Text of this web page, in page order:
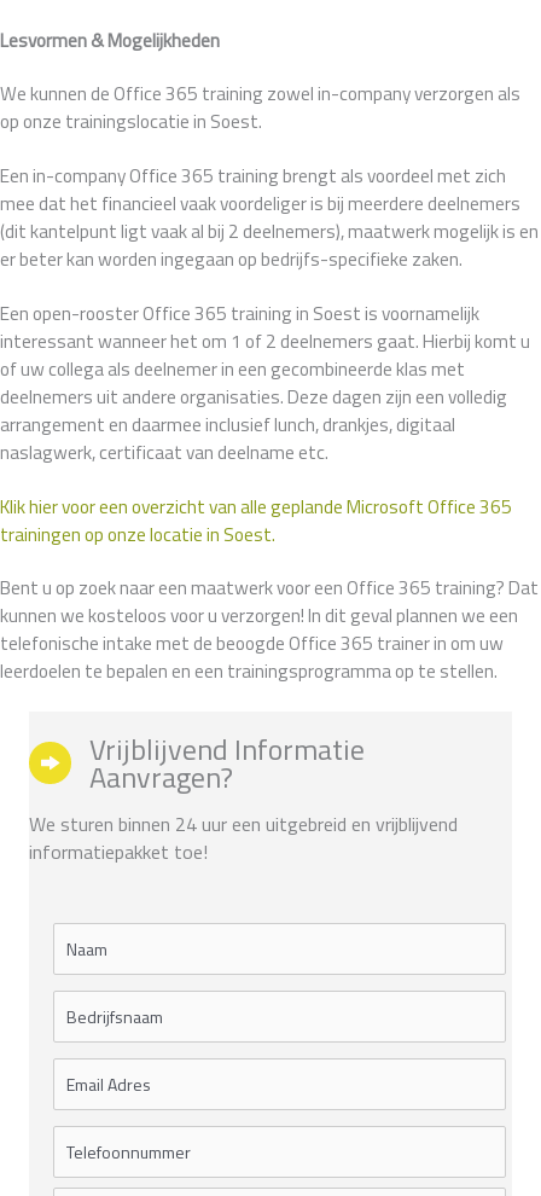
Lesvormen & Mogelijkheden
We kunnen de Office 365 training zowel in-company verzorgen als
op onze trainingslocatie in Soest.
Een in-company Office 365 training brengt als voordeel met zich
mee dat het financieel vaak voordeliger is bij meerdere deelnemers
(dit kantelpunt ligt vaak al bij 2 deelnemers), maatwerk mogelijk is en
er beter kan worden ingegaan op bedrijfs-specifieke zaken.
Een open-rooster Office 365 training in Soest is voornamelijk
interessant wanneer het om 1 of 2 deelnemers gaat. Hierbij komt u
of uw collega als deelnemer in een gecombineerde klas met
deelnemers uit andere organisaties. Deze dagen zijn een volledig
arrangement en daarmee inclusief lunch, drankjes, digitaal
naslagwerk, certificaat van deelname etc.
Klik hier voor een overzicht van alle geplande Microsoft Office 365
trainingen op onze locatie in Soest.
Bent u op zoek naar een maatwerk voor een Office 365 training? Dat
kunnen we kosteloos voor u verzorgen! In dit geval plannen we een
telefonische intake met de beoogde Office 365 trainer in om uw
leerdoelen te bepalen en een trainingsprogramma op te stellen.
Vrijblijvend Informatie
Aanvragen?
We sturen binnen 24 uur een uitgebreid en vrijblijvend
informatiepakket toe!